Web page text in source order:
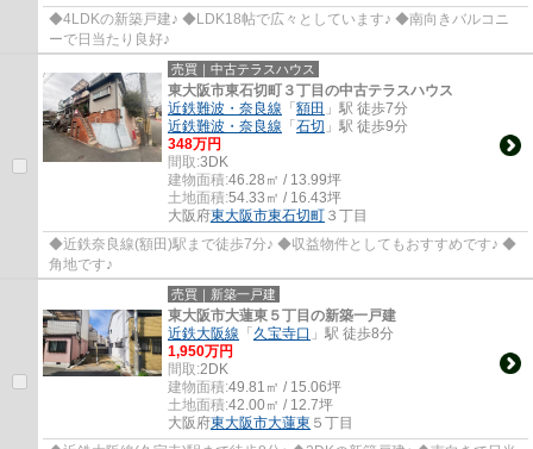
◆4LDKの新築戸建♪ ◆LDK18帖で広々としています♪ ◆南向きバルコニ
ーで日当たり良好♪
売買｜中古テラスハウス
東大阪市東石切町３丁目の中古テラスハウス
近鉄難波・奈良線 「額田 」駅 徒歩7分
近鉄難波・奈良線 「石切 」駅 徒歩9分
348万円
間取:3DK
建物面積:46.28㎡ / 13.99坪
土地面積:54.33㎡ / 16.43坪
大阪府東大阪市東石切町 ３丁目
◆近鉄奈良線(額田)駅まで徒歩7分♪ ◆収益物件としてもおすすめです♪ ◆
角地です♪
売買｜新築一戸建
東大阪市大蓮東５丁目の新築一戸建
近鉄大阪線 「久宝寺口 」駅 徒歩8分
1,950万円
間取:2DK
建物面積:49.81㎡ / 15.06坪
土地面積:42.00㎡ / 12.7坪
大阪府東大阪市大蓮東 ５丁目